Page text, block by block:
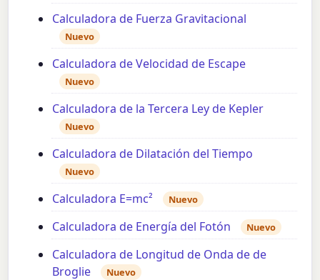
Calculadora de Fuerza Gravitacional
Nuevo
Calculadora de Velocidad de Escape
Nuevo
Calculadora de la Tercera Ley de Kepler
Nuevo
Calculadora de Dilatación del Tiempo
Nuevo
Calculadora E=mc² Nuevo
Calculadora de Energía del Fotón Nuevo
Calculadora de Longitud de Onda de de
Broglie
Nuevo